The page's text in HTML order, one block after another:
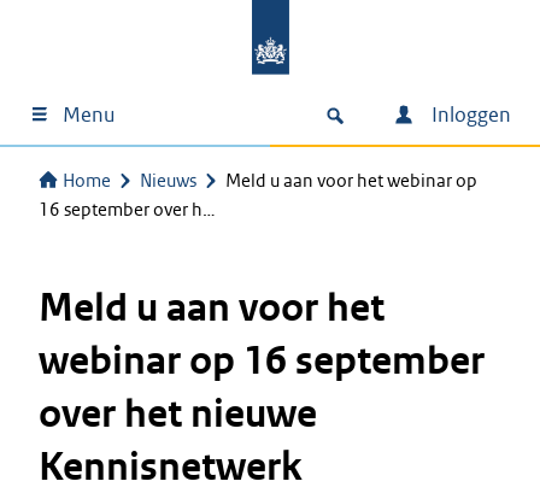
Menu Inloggen
Home Nieuws
Meld u aan voor het webinar op
16 september over h…
Meld u aan voor het
webinar op 16 september
over het nieuwe
Kennisnetwerk